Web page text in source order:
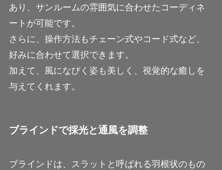
あり、サンルームの雰囲気に合わせたコーディネ
ートが可能です。
さらに、操作方法もチェーン式やコード式など、
好みに合わせて選択できます。
加えて、風になびく姿も美しく、視覚的な癒しを
与えてくれます。
ブラインドで採光と通風を調整
ブラインドは、スラットと呼ばれる羽根状のもの